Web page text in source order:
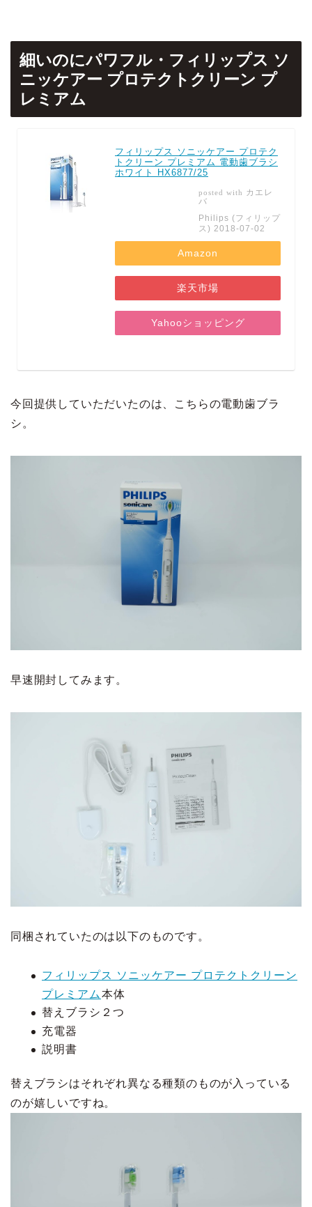
細いのにパワフル・フィリップス ソ
ニッケアー プロテクトクリーン プ
レミアム
フィリップス ソニッケアー プロテク
トクリーン プレミアム 電動歯ブラシ
ホワイト HX6877/25
posted with カエレ
バ
Philips (フィリップ
ス) 2018-07-02
Amazon
楽天市場
Yahooショッピング
今回提供していただいたのは、こちらの電動歯ブラ
シ。
早速開封してみます。
同梱されていたのは以下のものです。
フィリップス ソニッケアー プロテクトクリーン
プレミアム 本体
替えブラシ２つ
充電器
説明書
替えブラシはそれぞれ異なる種類のものが入っている
のが嬉しいですね。